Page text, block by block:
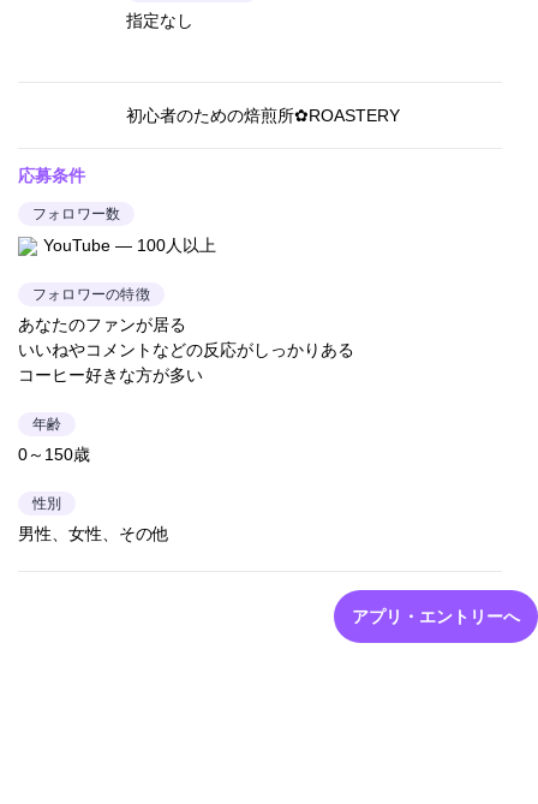
指定なし
初心者のための焙煎所✿ROASTERY
応募条件
フォロワー数
YouTube — 100人以上
フォロワーの特徴
あなたのファンが居る
いいねやコメントなどの反応がしっかりある
コーヒー好きな方が多い
年齢
0～150歳
性別
男性、女性、その他
アプリ・エントリーへ